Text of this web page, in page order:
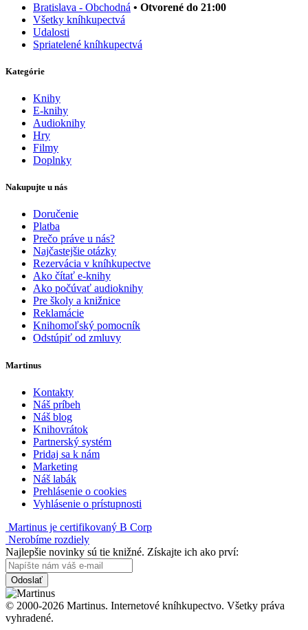
Bratislava - Obchodná • Otvorené do 21:00
Všetky kníhkupectvá
Udalosti
Spriatelené kníhkupectvá
Kategórie
Knihy
E-knihy
Audioknihy
Hry
Filmy
Doplnky
Nakupujte u nás
Doručenie
Platba
Prečo práve u nás?
Najčastejšie otázky
Rezervácia v kníhkupectve
Ako čítať e-knihy
Ako počúvať audioknihy
Pre školy a knižnice
Reklamácie
Knihomoľský pomocník
Odstúpiť od zmluvy
Martinus
Kontakty
Náš príbeh
Náš blog
Knihovrátok
Partnerský systém
Pridaj sa k nám
Marketing
Náš labák
Prehlásenie o cookies
Vyhlásenie o prístupnosti
Martinus je certifikovaný B Corp
Nerobíme rozdiely
Najlepšie novinky sú tie knižné. Získajte ich ako prví:
Odoslať
© 2000-2026 Martinus. Internetové kníhkupectvo. Všetky práva
vyhradené.